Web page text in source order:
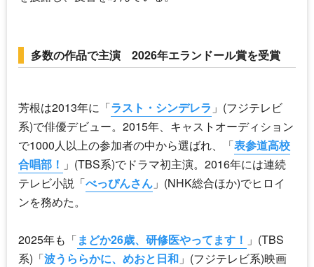
多数の作品で主演 2026年エランドール賞を受賞
芳根は2013年に「ラスト・シンデレラ 」(フジテレビ
系)で俳優デビュー。2015年、キャストオーディション
で1000人以上の参加者の中から選ばれ、「表参道高校
合唱部！ 」(TBS系)でドラマ初主演。2016年には連続
テレビ小説「べっぴんさん 」(NHK総合ほか)でヒロイ
ンを務めた。
2025年も「まどか26歳、研修医やってます！ 」(TBS
系)「波うららかに、めおと日和 」(フジテレビ系)映画